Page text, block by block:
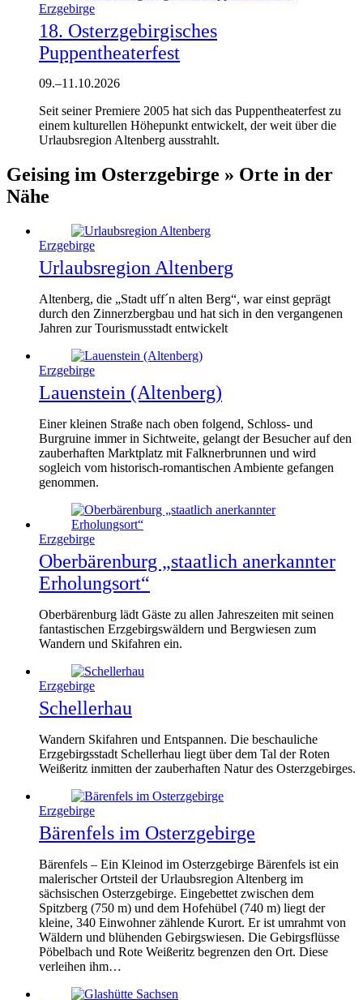
Erzgebirge
18. Osterzgebirgisches
Puppentheaterfest
09.–11.10.2026
Seit seiner Premiere 2005 hat sich das Puppentheaterfest zu
einem kulturellen Höhepunkt entwickelt, der weit über die
Urlaubsregion Altenberg ausstrahlt.
Geising im Osterzgebirge » Orte in der
Nähe
Erzgebirge
Urlaubsregion Altenberg
Altenberg, die „Stadt uff´n alten Berg“, war einst geprägt
durch den Zinnerzbergbau und hat sich in den vergangenen
Jahren zur Tourismusstadt entwickelt
Erzgebirge
Lauenstein (Altenberg)
Einer kleinen Straße nach oben folgend, Schloss- und
Burgruine immer in Sichtweite, gelangt der Besucher auf den
zauberhaften Marktplatz mit Falknerbrunnen und wird
sogleich vom historisch-romantischen Ambiente gefangen
genommen.
Erzgebirge
Oberbärenburg „staatlich anerkannter
Erholungsort“
Oberbärenburg lädt Gäste zu allen Jahreszeiten mit seinen
fantastischen Erzgebirgswäldern und Bergwiesen zum
Wandern und Skifahren ein.
Erzgebirge
Schellerhau
Wandern Skifahren und Entspannen. Die beschauliche
Erzgebirgsstadt Schellerhau liegt über dem Tal der Roten
Weißeritz inmitten der zauberhaften Natur des Osterzgebirges.
Erzgebirge
Bärenfels im Osterzgebirge
Bärenfels – Ein Kleinod im Osterzgebirge Bärenfels ist ein
malerischer Ortsteil der Urlaubsregion Altenberg im
sächsischen Osterzgebirge. Eingebettet zwischen dem
Spitzberg (750 m) und dem Hofehübel (740 m) liegt der
kleine, 340 Einwohner zählende Kurort. Er ist umrahmt von
Wäldern und blühenden Gebirgswiesen. Die Gebirgsflüsse
Pöbelbach und Rote Weißeritz begrenzen den Ort. Diese
verleihen ihm…